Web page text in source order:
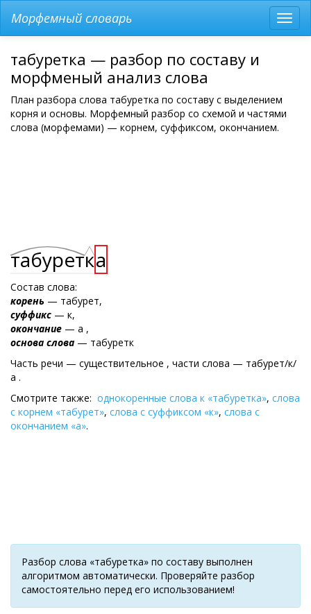
меню
Морфемный словарь
табуретка — разбор по составу и
морфменый анализ слова
План разбора слова табуретка по составу с выделением
корня и основы. Морфемный разбор со схемой и частями
слова (морфемами) — корнем, суффиксом, окончанием.
табуретка
Состав слова:
корень — табурет,
суффикс — к,
окончание — а ,
основа слова — табуретк
Часть речи — существительное , части слова — табурет/к/
а .
Смотрите также: однокоренные слова к «табуретка», слова
с корнем «табурет», слова с суффиксом «к», слова с
окончанием «а».
Разбор слова «табуретка» по составу выполнен
алгоритмом автоматически. Проверяйте разбор
самостоятельно перед его использованием!